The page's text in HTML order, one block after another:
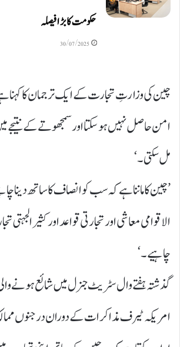
حکومت کا بڑا فیصلہ
30/07/2025
چین کی وزارتِ تجارت کے ایک ترجمان کا کہنا
امن حاصل نہیں ہو سکتا اور سمجھوتے کے
مل سکتی۔‘
’چین کا ماننا ہے کہ سب کو انصاف کا ساتھ دینا
الاقوامی معاشی اور تجارتی قواعد اور کثیر الجہتی
چاہیے۔‘
گذشتہ ہفتے وال سٹریٹ جنرل میں شائع ہونے
امریکہ ٹیرف مذاکرات کے دوران درجنوں